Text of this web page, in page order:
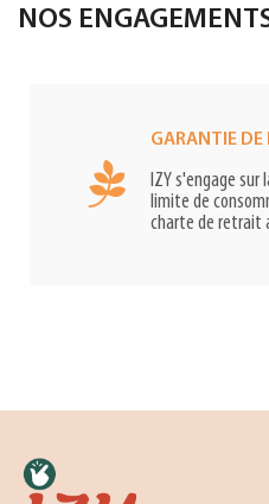
NOS
GARANTIE DE
IZY s'engage
limite de
charte de retrait